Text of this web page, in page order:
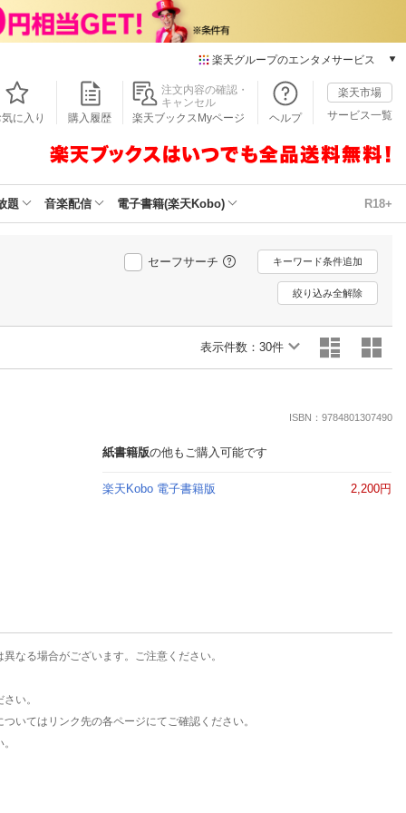
楽天グループのエンタメサービス
本/ゲーム/CD/DVD
楽天ブックス
楽天Kobo
動画配信
楽天TV
動画配信ガイド
無料テレビ
推し楽
気に入り 購入履歴
注文内容の確認・
キャンセル
楽天ブックスMyページ
ヘルプ
楽天市場
サービス一覧
題 音楽配信 電子書籍(楽天Kobo) R18+
セーフサーチ キーワード条件追加
絞り込み全解除
表示件数： 30件
ISBN：9784801307490
紙書籍版の他もご購入可能です
楽天Kobo 電子書籍版 2,200円
なる場合がございます。ご注意ください。
い。
いてはリンク先の各ページにてご確認ください。